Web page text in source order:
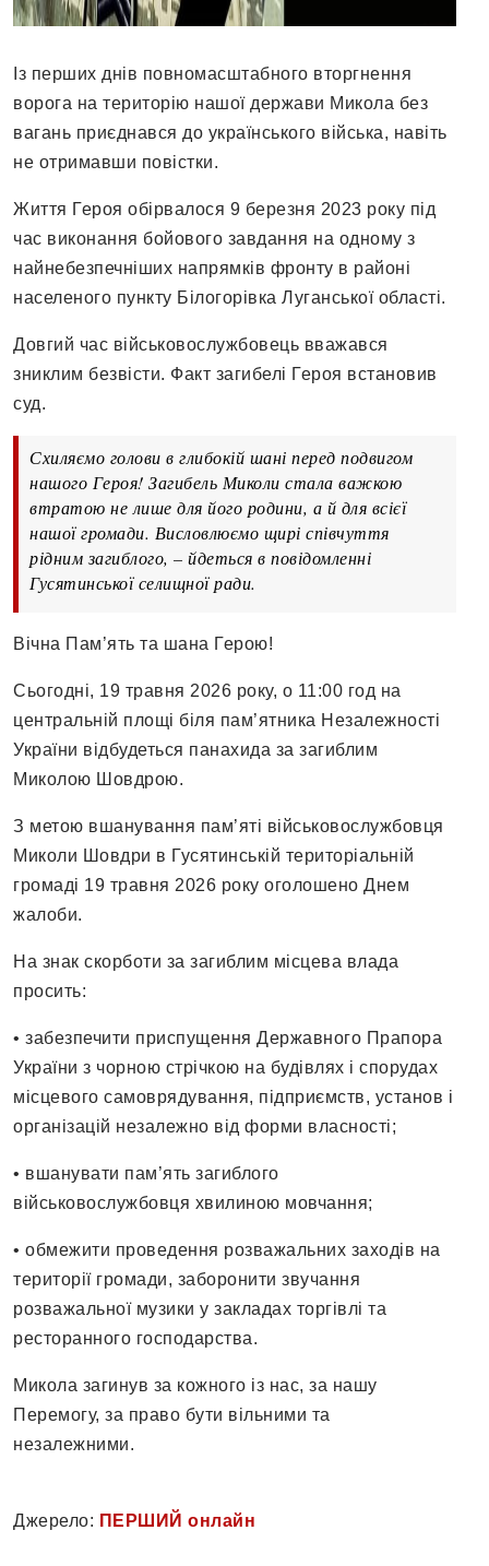
Із перших днів повномасштабного вторгнення
ворога на територію нашої держави Микола без
вагань приєднався до українського війська, навіть
не отримавши повістки.
Життя Героя обірвалося 9 березня 2023 року під
час виконання бойового завдання на одному з
найнебезпечніших напрямків фронту в районі
населеного пункту Білогорівка Луганської області.
Довгий час військовослужбовець вважався
зниклим безвісти. Факт загибелі Героя встановив
суд.
Схиляємо голови в глибокій шані перед подвигом
нашого Героя! Загибель Миколи стала важкою
втратою не лише для його родини, а й для всієї
нашої громади. Висловлюємо щирі співчуття
рідним загиблого, – йдеться в повідомленні
Гусятинської селищної ради.
Вічна Пам’ять та шана Герою!
Сьогодні, 19 травня 2026 року, о 11:00 год на
центральній площі біля пам’ятника Незалежності
України відбудеться панахида за загиблим
Миколою Шовдрою.
З метою вшанування пам’яті військовослужбовця
Миколи Шовдри в Гусятинській територіальній
громаді 19 травня 2026 року оголошено Днем
жалоби.
На знак скорботи за загиблим місцева влада
просить:
• забезпечити приспущення Державного Прапора
України з чорною стрічкою на будівлях і спорудах
місцевого самоврядування, підприємств, установ і
організацій незалежно від форми власності;
• вшанувати пам’ять загиблого
військовослужбовця хвилиною мовчання;
• обмежити проведення розважальних заходів на
території громади, заборонити звучання
розважальної музики у закладах торгівлі та
ресторанного господарства.
Микола загинув за кожного із нас, за нашу
Перемогу, за право бути вільними та
незалежними.
Джерело: ПЕРШИЙ онлайн